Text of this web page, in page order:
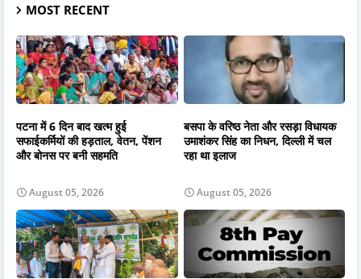
MOST RECENT
पटना में 6 दिन बाद खत्म हुई
सफाईकर्मियों की हड़ताल, वेतन, पेंशन
और बोनस पर बनी सहमति
August 05, 2026
बसपा के वरिष्ठ नेता और रसड़ा विधायक
उमाशंकर सिंह का निधन, दिल्ली में चल
रहा था इलाज
August 05, 2026